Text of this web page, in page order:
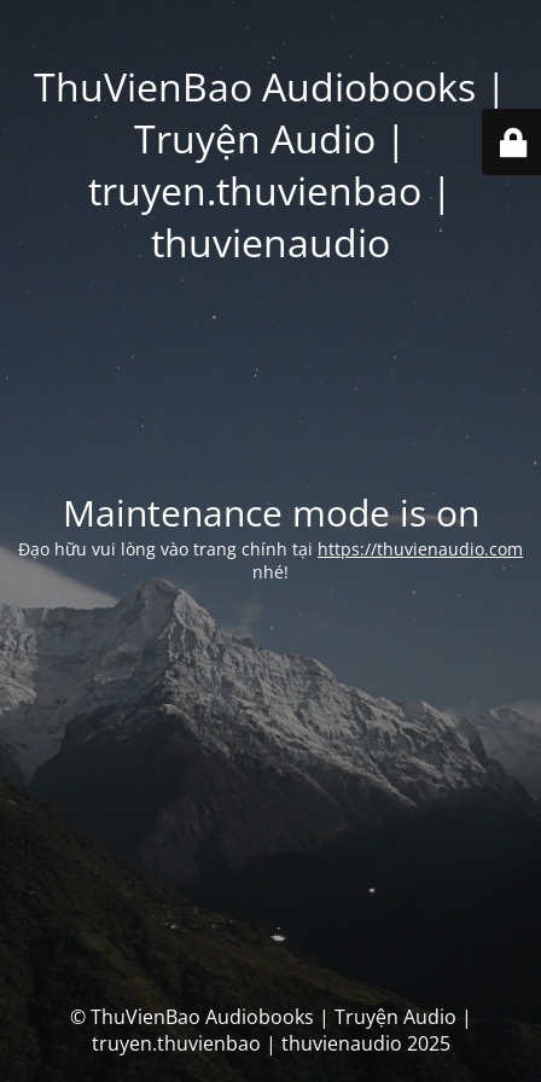
ThuVienBao Audiobooks |
Truyện Audio |
truyen.thuvienbao |
thuvienaudio
Maintenance mode is on
Đạo hữu vui lòng vào trang chính tại https://thuvienaudio.com
nhé!
© ThuVienBao Audiobooks | Truyện Audio |
truyen.thuvienbao | thuvienaudio 2025